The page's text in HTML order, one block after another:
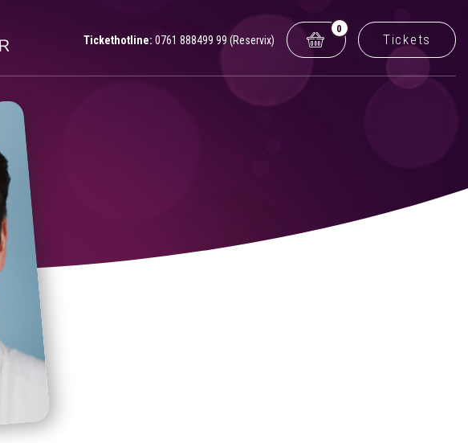
Tickethotline: 0761 888499 99 (Reservix)
0
Tickets